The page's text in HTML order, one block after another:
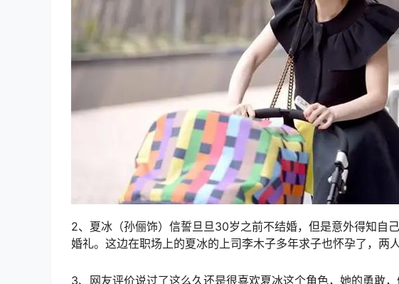
2、夏冰（孙俪饰）信誓旦旦30岁之前不结婚，但是意外得知自
婚礼。这边在职场上的夏冰的上司李木子多年求子也怀孕了，两
3、网友评价说过了这么久还是很喜欢夏冰这个角色，她的勇敢